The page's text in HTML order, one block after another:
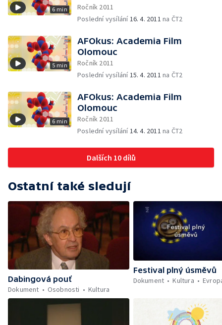
6 min
Ročník 2011
Poslední vysílání16. 4. 2011 na ČT2
5 min
AFOkus: Academia Film
Olomouc
Ročník 2011
Poslední vysílání15. 4. 2011 na ČT2
6 min
AFOkus: Academia Film
Olomouc
Ročník 2011
Poslední vysílání14. 4. 2011 na ČT2
Dalších 10 dílů
Ostatní také sledují
Dabingová pouť
Dokument
Osobnosti Kultura
Festival plný úsměvů
Dokument
Kultura